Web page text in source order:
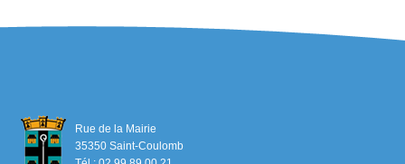
Rue de la Mairie
35350 Saint-Coulomb